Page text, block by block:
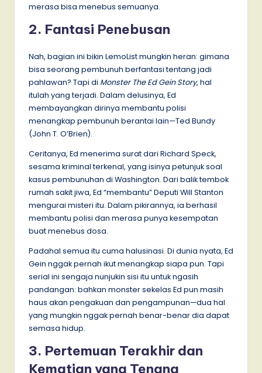
merasa bisa menebus semuanya.
2. Fantasi Penebusan
Nah, bagian ini bikin LemoList mungkin heran: gimana
bisa seorang pembunuh berfantasi tentang jadi
pahlawan? Tapi di Monster The Ed Gein Story, hal
itulah yang terjadi. Dalam delusinya, Ed
membayangkan dirinya membantu polisi
menangkap pembunuh berantai lain—Ted Bundy
(John T. O’Brien).
Ceritanya, Ed menerima surat dari Richard Speck,
sesama kriminal terkenal, yang isinya petunjuk soal
kasus pembunuhan di Washington. Dari balik tembok
rumah sakit jiwa, Ed “membantu” Deputi Will Stanton
mengurai misteri itu. Dalam pikirannya, ia berhasil
membantu polisi dan merasa punya kesempatan
buat menebus dosa.
Padahal semua itu cuma halusinasi. Di dunia nyata, Ed
Gein nggak pernah ikut menangkap siapa pun. Tapi
serial ini sengaja nunjukin sisi itu untuk ngasih
pandangan: bahkan monster sekelas Ed pun masih
haus akan pengakuan dan pengampunan—dua hal
yang mungkin nggak pernah benar-benar dia dapat
semasa hidup.
3. Pertemuan Terakhir dan
Kematian yang Tenang